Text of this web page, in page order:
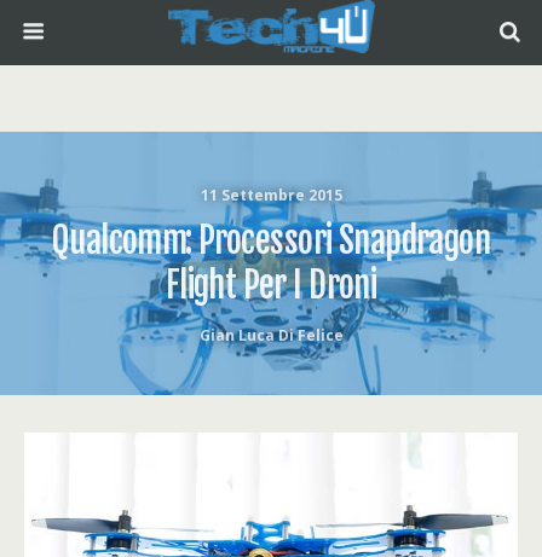
11 Settembre 2015
Qualcomm: Processori Snapdragon
Flight Per I Droni
Gian Luca Di Felice